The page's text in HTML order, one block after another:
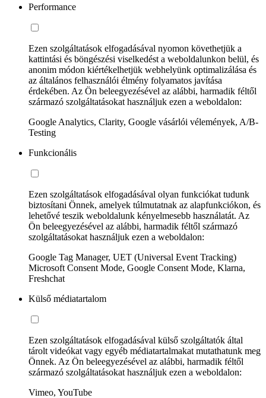
Performance
Ezen szolgáltatások elfogadásával nyomon követhetjük a
kattintási és böngészési viselkedést a weboldalunkon belül, és
anonim módon kiértékelhetjük webhelyünk optimalizálása és
az általános felhasználói élmény folyamatos javítása
érdekében. Az Ön beleegyezésével az alábbi, harmadik féltől
származó szolgáltatásokat használjuk ezen a weboldalon:
Google Analytics, Clarity, Google vásárlói vélemények, A/B-
Testing
Funkcionális
Ezen szolgáltatások elfogadásával olyan funkciókat tudunk
biztosítani Önnek, amelyek túlmutatnak az alapfunkciókon, és
lehetővé teszik weboldalunk kényelmesebb használatát. Az
Ön beleegyezésével az alábbi, harmadik féltől származó
szolgáltatásokat használjuk ezen a weboldalon:
Google Tag Manager, UET (Universal Event Tracking)
Microsoft Consent Mode, Google Consent Mode, Klarna,
Freshchat
Külső médiatartalom
Ezen szolgáltatások elfogadásával külső szolgáltatók által
tárolt videókat vagy egyéb médiatartalmakat mutathatunk meg
Önnek. Az Ön beleegyezésével az alábbi, harmadik féltől
származó szolgáltatásokat használjuk ezen a weboldalon:
Vimeo, YouTube